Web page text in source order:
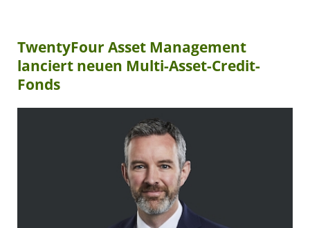
TwentyFour Asset Management
lanciert neuen Multi-Asset-Credit-
Fonds